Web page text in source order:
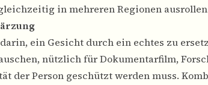
in mehreren Regionen
ein Gesicht durch ein echtes zu
nützlich für Dokumentarfilm,
der Person geschützt werden muss.